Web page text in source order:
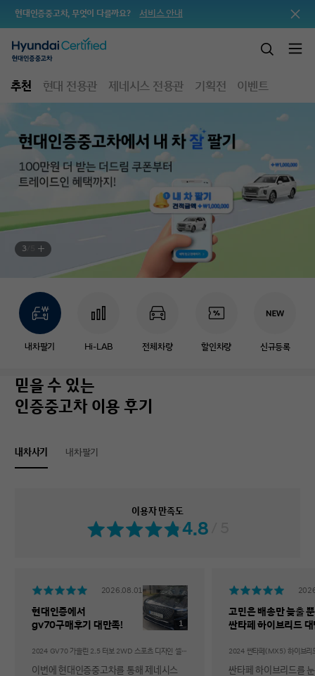
현대인증중고차, 무엇이 다를까요? 서비스 안내
추천 현대 전용관 제네시스 전용관 기획전 이벤트
3
내차팔기 Hi-LAB 전체차량 할인차량 신규등록
믿을 수 있는
인증중고차 이용 후기
내차사기 내차팔기
이용자 만족도
4.8
2026.08.01
현대인증에서
gv70구매후기 대만족!
1
2024 GV70 가솔린 2.5 터보 2WD 스포츠 디자인 셀렉션Ⅱ
이번에 현대인증중고차를 통해 제네시스
고민은 배송만 늦출
싼타페 하이브리드
싼타페 하이브리드를